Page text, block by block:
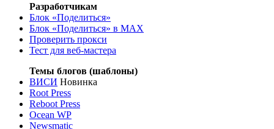
Разработчикам
Блок «Поделиться»
Блок «Поделиться» в MAX
Проверить прокси
Тест для веб-мастера
Темы блогов (шаблоны)
ВИСИ Новинка
Root Press
Reboot Press
Ocean WP
Newsmatic